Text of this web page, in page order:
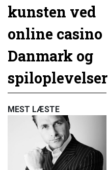
kunsten ved
online casino
Danmark og
spiloplevelser
MEST LÆSTE